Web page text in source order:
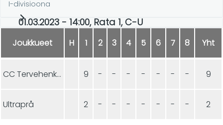
I-divisioona
01.03.2023 - 14:00, Rata 1, C-U
Joukkueet H 1 2 3 4 5 6 7 8 Yht
CC Tervehenkiset 9 - - - - - - - 9
Ultraprå 2 - - - - - - - 2